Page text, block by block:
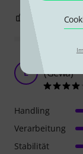
0
L
(Gewa)
Handling
Verarbeitung
Stabilität